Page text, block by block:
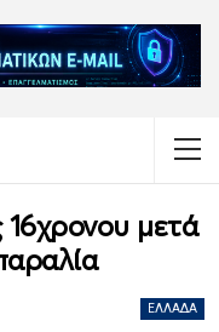
μετά
ΕΛΛΆΔΑ